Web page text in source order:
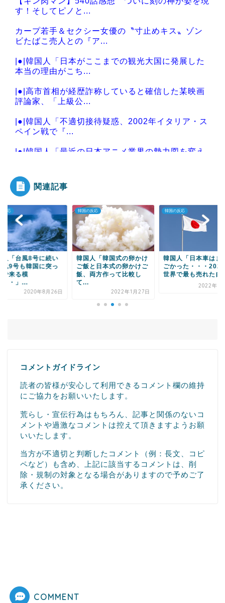
す！そしてピノと...
カープ若手＆セクシー女優の〝寸止めキス〟ゾン
ビたばこ売人との『ア...
|●|韓国人「日本がここまでの観光大国に発展した
本当の理由がこち...
|●|高市首相が経歴詐称していると確信した某映画
評論家、「上級公...
|●|韓国人「不適切接待疑惑、2002年イタリア・ス
ペイン戦で『...
|●|韓国人「最近の日本アニメ業界の勢力図を変え
Powered by livedoor 相互RSS
関連記事
韓国の反応
韓国人「韓国式の卵かけ
ご飯と日本式の卵かけご
飯、両方作って比較し
て...
2022年1月27日
韓国の反応
韓国人「日本車はまだす
ごかった・・・2021年
世界で最も売れた自動...
韓国の反応
韓国人「日本経
中半導体規制参
事態 韓国は長
コメントガイドライン
読者の皆様が安心して利用できるコメント欄の維持
にご協力をお願いいたします。
荒らし・宣伝行為はもちろん、記事と関係のないコ
メントや過激なコメントは控えて頂きますようお願
いいたします。
当方が不適切と判断したコメント（例：長文、コピ
ペなど）も含め、上記に該当するコメントは、削
除・規制の対象となる場合がありますので予めご了
承ください。
COMMENT